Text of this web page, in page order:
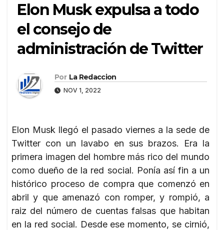
Elon Musk expulsa a todo
el consejo de
administración de Twitter
Por La Redaccion
NOV 1, 2022
Elon Musk llegó el pasado viernes a la sede de
Twitter con un lavabo en sus brazos. Era la
primera imagen del hombre más rico del mundo
como dueño de la red social. Ponía así fin a un
histórico proceso de compra que comenzó en
abril y que amenazó con romper, y rompió, a
raiz del número de cuentas falsas que habitan
en la red social. Desde ese momento, se cirnió,